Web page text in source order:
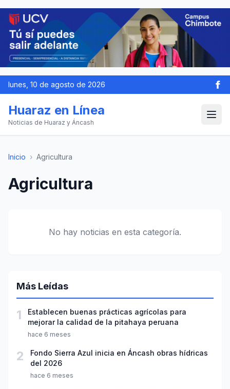
lunes, 10 de agosto de 2026
Huaraz en Línea
Noticias de Huaraz y Áncash
Inicio › Agricultura
Agricultura
No hay noticias en esta categoría.
Más Leídas
1
Establecen buenas prácticas agrícolas para
mejorar la calidad de la pitahaya peruana
hace 6 meses
2
Fondo Sierra Azul inicia en Áncash obras hídricas
del 2026
hace 6 meses